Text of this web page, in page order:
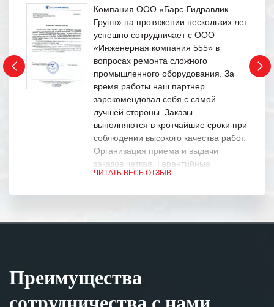
Компания ООО «Барс-Гидравлик
Групп» на протяжении нескольких лет
успешно сотрудничает с ООО
«Инженерная компания 555» в
вопросах ремонта сложного
промышленного оборудования. За
время работы наш партнер
зарекомендовал себя с самой
лучшей стороны. Заказы
выполняются в кротчайшие сроки при
соблюдении высокого качества работ.
Организация приема и выдачи
заказов четкая. Гарантийные
обязательства выполняются в
Особенно хочется отметить высокую
клиентоориентированность
персонала Вашей компании,
ЧИТАТЬ ВЕСЬ ОТЗЫВ
Преимущества